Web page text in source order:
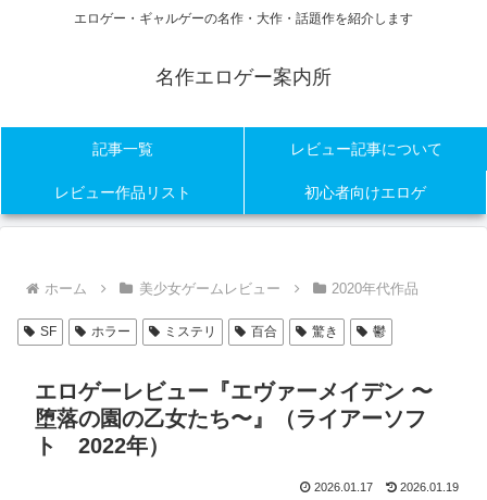
エロゲー・ギャルゲーの名作・大作・話題作を紹介します
名作エロゲー案内所
記事一覧 レビュー記事について
レビュー作品リスト 初心者向けエロゲ
ホーム 美少女ゲームレビュー 2020年代作品
SF ホラー ミステリ 百合 驚き 鬱
エロゲーレビュー『エヴァーメイデン 〜
堕落の園の乙女たち〜』（ライアーソフ
ト 2022年）
2026.01.17 2026.01.19